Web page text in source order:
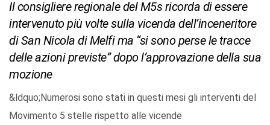
Il consigliere regionale del M5s ricorda di essere
intervenuto più volte sulla vicenda dell’inceneritore
di San Nicola di Melfi ma “si sono perse le tracce
delle azioni previste” dopo l’approvazione della sua
mozione
&ldquo;Numerosi sono stati in questi mesi gli interventi del
Movimento 5 stelle rispetto alle vicende